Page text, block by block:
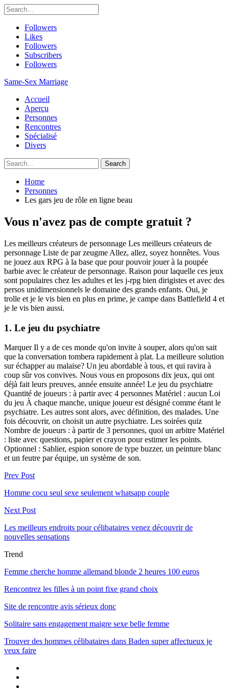
Followers
Likes
Followers
Subscribers
Followers
Same-Sex Marriage
Accueil
Aperçu
Personnes
Rencontres
Spécialisé
Divers
Home
Personnes
Les gars jeu de rôle en ligne beau
Vous n'avez pas de compte gratuit ?
Les meilleurs créateurs de personnage Les meilleurs créateurs de
personnage Liste de par zeugme Allez, allez, soyez honnêtes. Vous
ne jouez aux RPG à la base que pour pouvoir jouer à la poupée
barbie avec le créateur de personnage. Raison pour laquelle ces jeux
sont populaires chez les adultes et les j-rpg bien dirigistes et avec des
persos unidimensionnels le domaine des grands enfants. Oui, je
trolle et je le vis bien en plus en prime, je campe dans Battlefield 4 et
je le vis bien aussi.
1. Le jeu du psychiatre
Marquer Il y a de ces monde qu'on invite à souper, alors qu'on sait
que la conversation tombera rapidement à plat. La meilleure solution
sur échapper au malaise? Un jeu abordable à tous, et qui ravira à
coup sûr vos convives. Nous vous en proposons dix jeux, qui ont
déjà fait leurs preuves, année ensuite année! Le jeu du psychiatre
Quantité de joueurs : à partir avec 4 personnes Matériel : aucun Loi
du jeu À chaque manche, unique joueur est désigné comme étant le
psychiatre. Les autres sont alors, avec définition, des malades. Une
fois découvrir, on choisit un autre psychiatre. Les soirées quiz
Nombre de joueurs : à partir de 3 personnes, quoi un arbitre Matériel
: liste avec questions, papier et crayon pour estimer les points.
Optionnel : Sablier, espion sonore de type buzzer, un peinture blanc
et un feutre par équipe, un système de son.
Prev Post
Homme cocu seul sexe seulement whatsapp couple
Next Post
Les meilleurs endroits pour célibataires venez découvrir de
nouvelles sensations
Trend
Femme cherche homme allemand blonde 2 heures 100 euros
Rencontrez les filles à un point fixe grand choix
Site de rencontre avis sérieux donc
Solitaire sans engagement maigre sexe belle femme
Trouver des hommes célibataires dans Baden super affectueux je
veux faire